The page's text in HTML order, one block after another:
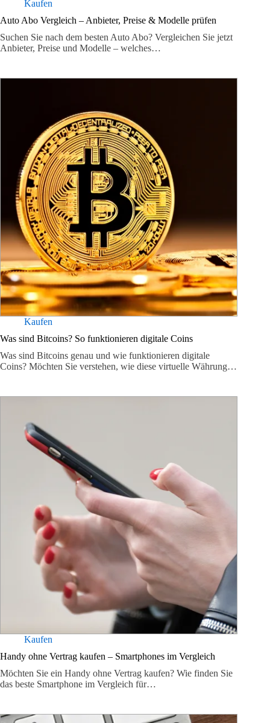
Kaufen
Auto Abo Vergleich – Anbieter, Preise & Modelle prüfen
Suchen Sie nach dem besten Auto Abo? Vergleichen Sie jetzt
Anbieter, Preise und Modelle – welches…
Kaufen
Was sind Bitcoins? So funktionieren digitale Coins
Was sind Bitcoins genau und wie funktionieren digitale
Coins? Möchten Sie verstehen, wie diese virtuelle Währung…
Kaufen
Handy ohne Vertrag kaufen – Smartphones im Vergleich
Möchten Sie ein Handy ohne Vertrag kaufen? Wie finden Sie
das beste Smartphone im Vergleich für…